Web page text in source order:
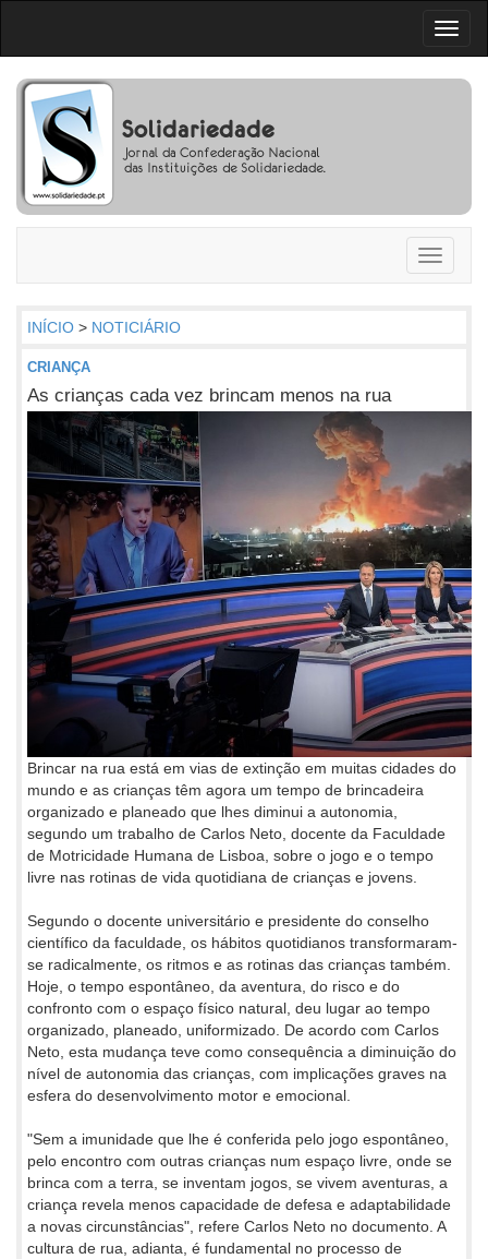
Toggle
INÍCIO > NOTICIÁRIO
CRIANÇA
As crianças cada vez brincam menos na rua
Brincar na rua está em vias de extinção em muitas cidades do
mundo e as crianças têm agora um tempo de brincadeira
organizado e planeado que lhes diminui a autonomia,
segundo um trabalho de Carlos Neto, docente da Faculdade
de Motricidade Humana de Lisboa, sobre o jogo e o tempo
livre nas rotinas de vida quotidiana de crianças e jovens.
Segundo o docente universitário e presidente do conselho
científico da faculdade, os hábitos quotidianos transformaram-
se radicalmente, os ritmos e as rotinas das crianças também.
Hoje, o tempo espontâneo, da aventura, do risco e do
confronto com o espaço físico natural, deu lugar ao tempo
organizado, planeado, uniformizado. De acordo com Carlos
Neto, esta mudança teve como consequência a diminuição do
nível de autonomia das crianças, com implicações graves na
esfera do desenvolvimento motor e emocional.
"Sem a imunidade que lhe é conferida pelo jogo espontâneo,
pelo encontro com outras crianças num espaço livre, onde se
brinca com a terra, se inventam jogos, se vivem aventuras, a
criança revela menos capacidade de defesa e adaptabilidade
a novas circunstâncias", refere Carlos Neto no documento. A
cultura de rua, adianta, é fundamental no processo de